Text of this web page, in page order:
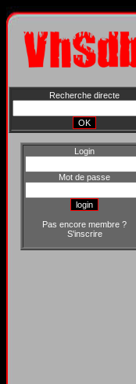
Recherche directe
Login
Mot de passe
Pas encore membre ?
S'inscrire